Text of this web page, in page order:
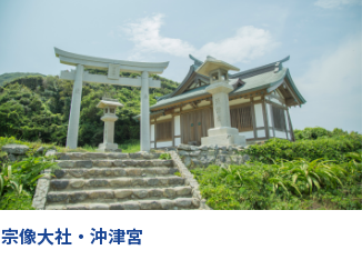
宗像大社・沖津宮